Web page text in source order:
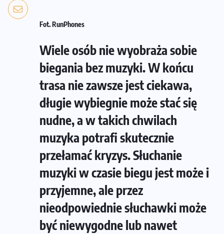
Fot. RunPhones
Wiele osób nie wyobraża sobie
biegania bez muzyki. W końcu
trasa nie zawsze jest ciekawa,
długie wybiegnie może stać się
nudne, a w takich chwilach
muzyka potrafi skutecznie
przełamać kryzys. Słuchanie
muzyki w czasie biegu jest może i
przyjemne, ale przez
nieodpowiednie słuchawki może
być niewygodne lub nawet